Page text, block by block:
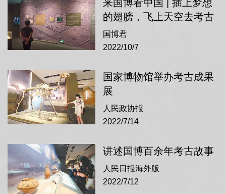
展了新疆乌什吐尔、玉孜干遗址的考古工作，
为实证中华文明多元一体、交流互鉴增加了新
的实物证据。
来国博看中国 | 插上梦想
的翅膀，飞上天空去考古
国博君
2022/10/7
国家博物馆举办考古成果
展
人民政协报
2022/7/14
讲述国博百余年考古故事
人民日报海外版
2022/7/12